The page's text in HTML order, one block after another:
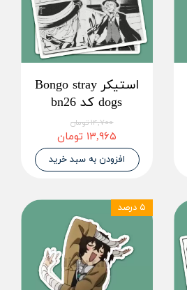
استیکر Bongo stray
dogs کد bn26
۱۴,۷۰۰ تومان
۱۳,۹۶۵ تومان
افزودن به سبد خرید
۵ درصد